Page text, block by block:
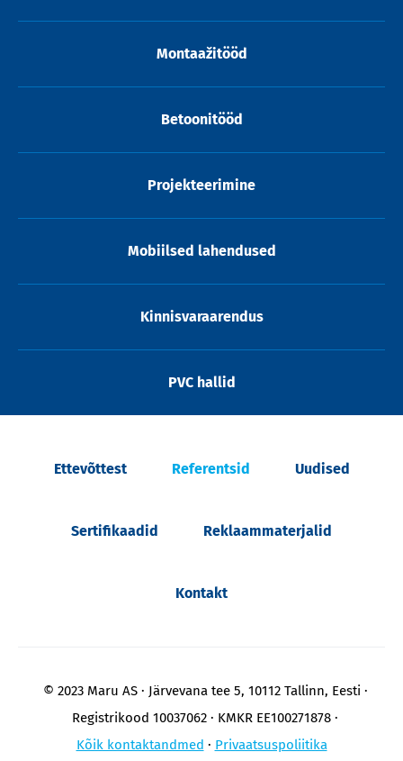
Montaažitööd
Betoonitööd
Projekteerimine
Mobiilsed lahendused
Kinnisvaraarendus
PVC hallid
Ettevõttest Referentsid Uudised
Sertifikaadid Reklaammaterjalid
Kontakt
© 2023 Maru AS
Järvevana tee 5, 10112 Tallinn, Eesti
Registrikood 10037062
KMKR EE100271878
Kõik kontaktandmed
Privaatsuspoliitika